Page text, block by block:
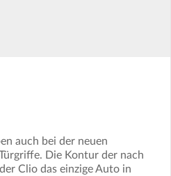
auch bei der neuen
Die Kontur der nach
Clio das einzige Auto in